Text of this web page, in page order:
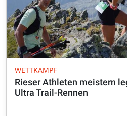
WETTKAMPF
Rieser Athleten meistern
Ultra Trail-Rennen